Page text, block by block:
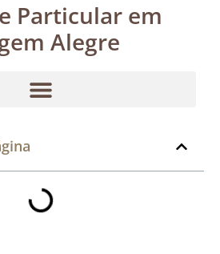
Particular em
Alegre